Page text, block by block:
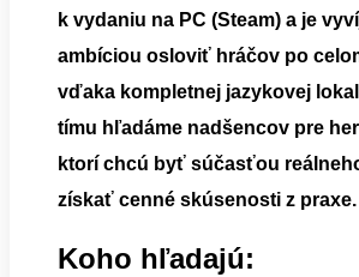
k vydaniu na PC (Steam) a je
ambíciou osloviť hráčov po
vďaka kompletnej jazykovej
tímu hľadáme nadšencov pre
ktorí chcú byť súčasťou
získať cenné skúsenosti z praxe.
Koho hľadajú: